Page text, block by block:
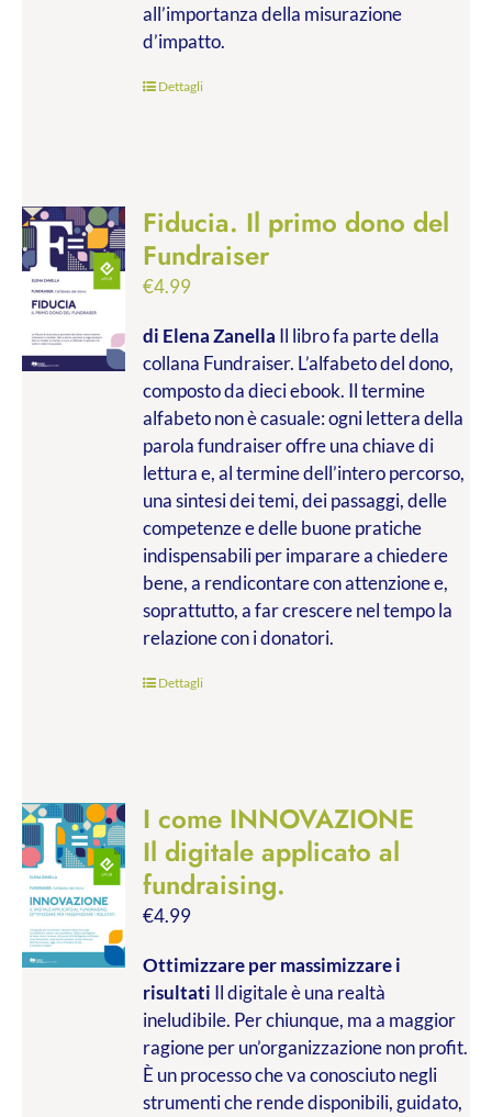
all’importanza della misurazione
d’impatto.
Dettagli
Fiducia. Il primo dono del
Fundraiser
€4.99
di Elena Zanella Il libro fa parte della
collana Fundraiser. L’alfabeto del dono,
composto da dieci ebook. Il termine
alfabeto non è casuale: ogni lettera della
parola fundraiser offre una chiave di
lettura e, al termine dell’intero percorso,
una sintesi dei temi, dei passaggi, delle
competenze e delle buone pratiche
indispensabili per imparare a chiedere
bene, a rendicontare con attenzione e,
soprattutto, a far crescere nel tempo la
relazione con i donatori.
Dettagli
I come INNOVAZIONE
Il digitale applicato al
fundraising.
€4.99
Ottimizzare per massimizzare i
risultati Il digitale è una realtà
ineludibile. Per chiunque, ma a maggior
ragione per un’organizzazione non profit.
È un processo che va conosciuto negli
strumenti che rende disponibili, guidato,